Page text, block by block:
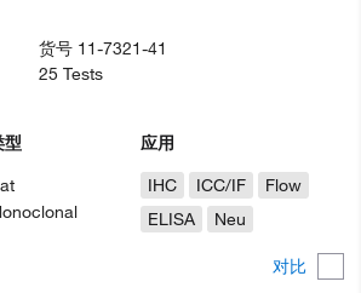
对比
型
应用
IHC
ICC/IF
Flow
ELISA
Neu
货号 11-7321-41
25 Tests